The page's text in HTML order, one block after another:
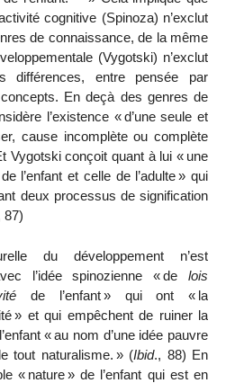
cognitive (Spinoza) n’exclut
de connaissance, de la même
(Vygotski) n’exclut
entre pensée par
En deçà des genres de
l’existence «d’une seule et
cause incomplète ou complète
Vygotski conçoit quant à lui « une
l’enfant et celle de l’adulte» qui
deux processus de signification
87)
du développement n’est
l’idée spinozienne «delois
de l’enfant» qui ont « la
» et qui empêchent de ruiner la
«au nom d’une idée pauvre
tout naturalisme. » (Ibid., 88) En
« nature» de l’enfant qui est en